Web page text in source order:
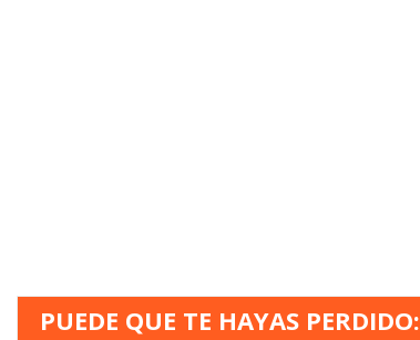
PUEDE QUE TE HAYAS PERDIDO: